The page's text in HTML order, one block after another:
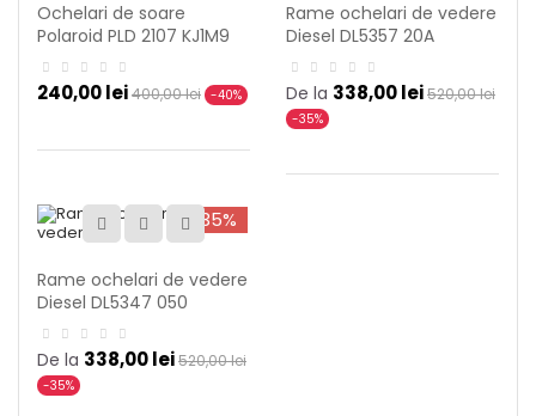
Ochelari de soare
Polaroid PLD 2107 KJ1M9
240,00 lei400,00 lei -40%
Rame ochelari de vedere
Diesel DL5357 20A
De la 338,00 lei520,00 lei
-35%
-35%
Rame ochelari de vedere
Diesel DL5347 050
De la 338,00 lei520,00 lei
-35%